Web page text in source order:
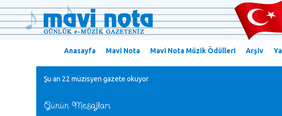
Anasayfa Mavi Nota Mavi Nota Müzik Ödülleri Arşiv
Şu an 22 müzisyen gazete okuyor
Günün Mesajları